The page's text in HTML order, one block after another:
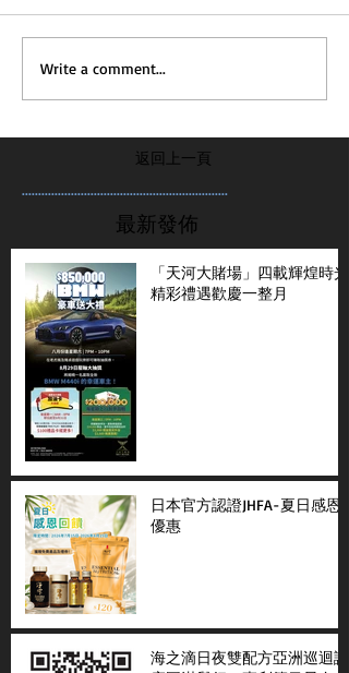
Write a comment...
返回上一頁
...............................................................
最新發佈
「天河大賭場」四載輝煌時光
精彩禮遇歡慶一整月
日本官方認證JHFA-夏日感恩
優惠
海之滴日夜雙配方亞洲巡迴講